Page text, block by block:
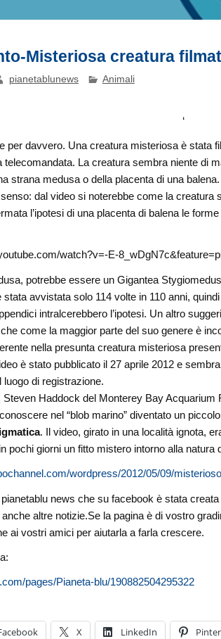
Misteriosa creatura
pianetablunews Animali
‘
per davvero. Una creatura misteriosa è stata
telecomandata. La creatura sembra niente di
strana medusa o della placenta di una
dal video si noterebbe come la
l’ipotesi di una placenta di balena le
watch?v=-E-
potrebbe essere un Gigantea
stata avvistata solo 114 volte in 110 anni,
intralcerebbero l’ipotesi. Un altro
che come la maggior parte del suo genere è
nella presunta creatura misteriosa
è stato pubblicato il 27 aprile 2012 e
luogo di registrazione.
Steven Haddock del Monterey Bay
nel “blob marino” diventato un
. Il video, girato in una località ignota,
pochi giorni un fitto mistero intorno alla natura
wordpress/2012/05/09/
news che su facebook è stata
altre notizie.Se la pagina è di vostro
ai vostri amici per aiutarla a farla crescere.
pages/Pianeta-blu/190882504295322
X LinkedIn